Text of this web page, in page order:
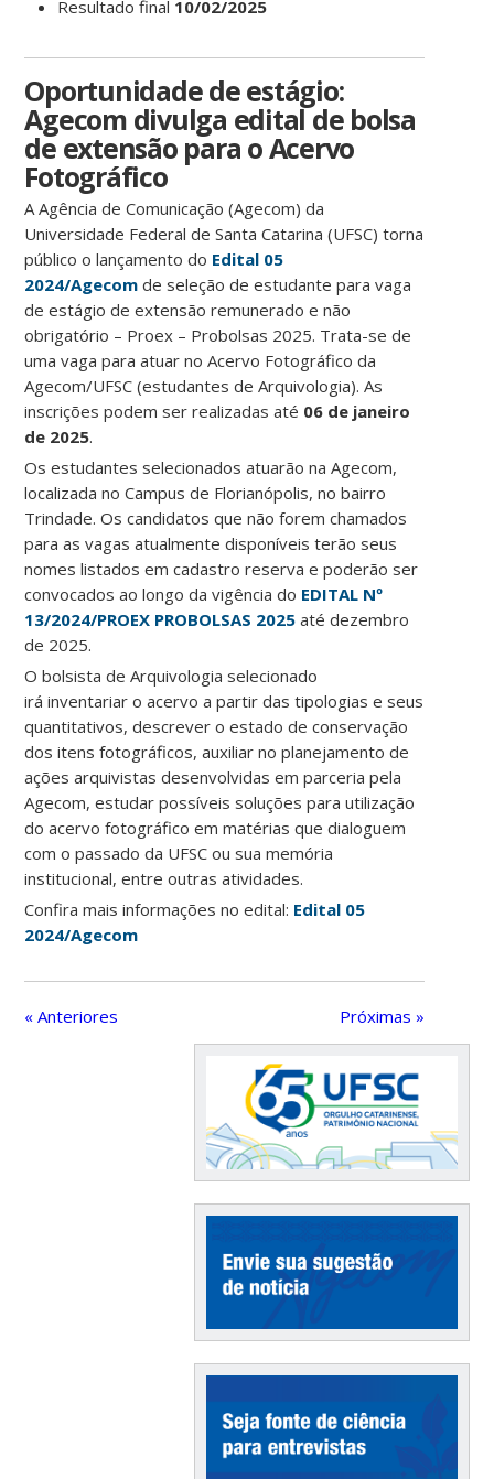
Resultado final 10/02/2025
Oportunidade de estágio:
Agecom divulga edital de bolsa
de extensão para o Acervo
Fotográfico
A Agência de Comunicação (Agecom) da
Universidade Federal de Santa Catarina (UFSC) torna
público o lançamento do Edital 05
2024/Agecom de seleção de estudante para vaga
de estágio de extensão remunerado e não
obrigatório – Proex – Probolsas 2025. Trata-se de
uma vaga para atuar no Acervo Fotográfico da
Agecom/UFSC (estudantes de Arquivologia). As
inscrições podem ser realizadas até 06 de janeiro
de 2025.
Os estudantes selecionados atuarão na Agecom,
localizada no Campus de Florianópolis, no bairro
Trindade. Os candidatos que não forem chamados
para as vagas atualmente disponíveis terão seus
nomes listados em cadastro reserva e poderão ser
convocados ao longo da vigência do EDITAL Nº
13/2024/PROEX PROBOLSAS 2025 até dezembro
de 2025.
O bolsista de Arquivologia selecionado
irá inventariar o acervo a partir das tipologias e seus
quantitativos, descrever o estado de conservação
dos itens fotográficos, auxiliar no planejamento de
ações arquivistas desenvolvidas em parceria pela
Agecom, estudar possíveis soluções para utilização
do acervo fotográfico em matérias que dialoguem
com o passado da UFSC ou sua memória
institucional, entre outras atividades.
Confira mais informações no edital: Edital 05
2024/Agecom
« Anteriores Próximas »